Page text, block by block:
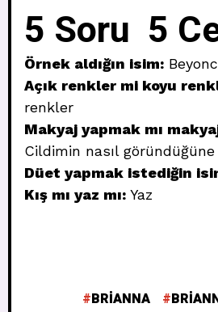
5 Soru 5
Örnek aldığın isim:
Açık renkler mi koyu
renkler
Makyaj yapmak mı
Cildimin nasıl göründüğüne
Düet yapmak istediğin
Kış mı yaz mı: Yaz
BRIANNA